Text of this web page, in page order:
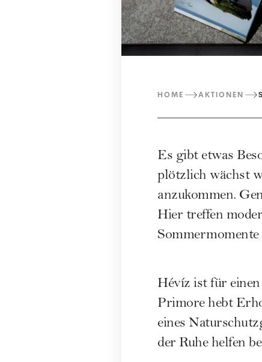
HOME AKTIONEN
Es gibt etwas
plötzlich wächst
anzukommen.
Hier treffen
Hévíz ist für
Primore hebt
eines
der Ruhe helfen